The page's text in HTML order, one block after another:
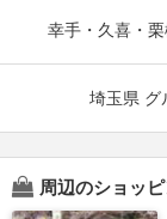
幸手・久喜・
埼玉県 グ
周辺のショッ